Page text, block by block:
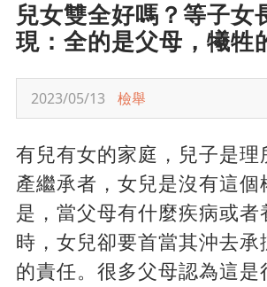
兒女雙全好嗎？等子女
現：全的是父母，犧牲
2023/05/13 檢舉
有兒有女的家庭，兒子是理
產繼承者，女兒是沒有這個
是，當父母有什麼疾病或者
時，女兒卻要首當其沖去承
的責任。很多父母認為這是